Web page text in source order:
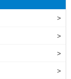
>
>
>
>